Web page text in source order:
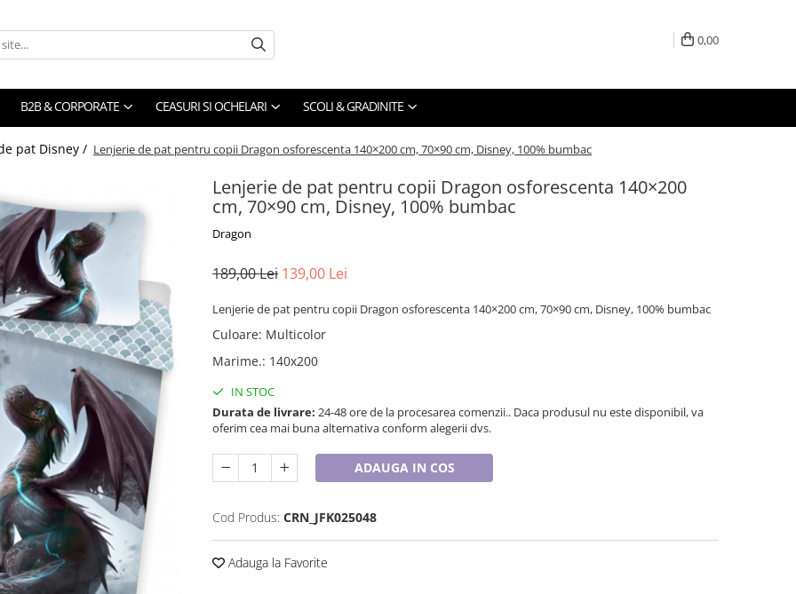
0,00
B2B & CORPORATE CEASURI SI OCHELARI SCOLI & GRADINITE
pat Disney / Lenjerie de pat pentru copii Dragon osforescenta 140×200 cm, 70×90 cm, Disney, 100% bumbac
Lenjerie de pat pentru copii Dragon osforescenta 140×200
cm, 70×90 cm, Disney, 100% bumbac
Dragon
189,00 Lei 139,00 Lei
Lenjerie de pat pentru copii Dragon osforescenta 140×200 cm, 70×90 cm, Disney, 100% bumbac
Culoare: Multicolor
Marime.: 140x200
IN STOC
Durata de livrare: 24-48 ore de la procesarea comenzii.. Daca produsul nu este disponibil, va
oferim cea mai buna alternativa conform alegerii dvs.
ADAUGA IN COS
Cod Produs: CRN_JFK025048
Adauga la Favorite